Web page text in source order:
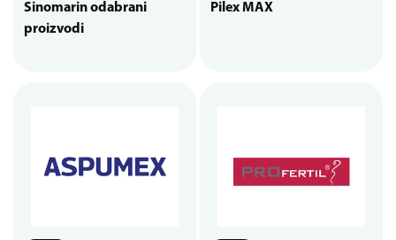
Sinomarin odabrani
proizvodi
Pilex MAX